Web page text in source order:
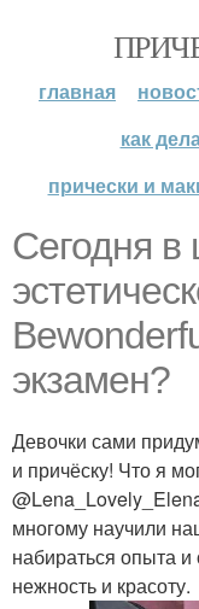
главная
как
прически и
Сегодня в
экзамен?
Девочки сами
и причёску! Что я
многому научили
набираться опыта и
нежность и красоту.